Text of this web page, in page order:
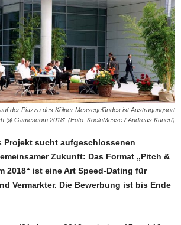
der Piazza des Kölner Messegeländes ist Austragungsort
@ Gamescom 2018" (Foto: KoelnMesse / Andreas Kunert)
Projekt sucht aufgeschlossenen
Zukunft: Das Format „Pitch &
2018“ ist eine Art Speed-Dating für
Vermarkter. Die Bewerbung ist bis Ende